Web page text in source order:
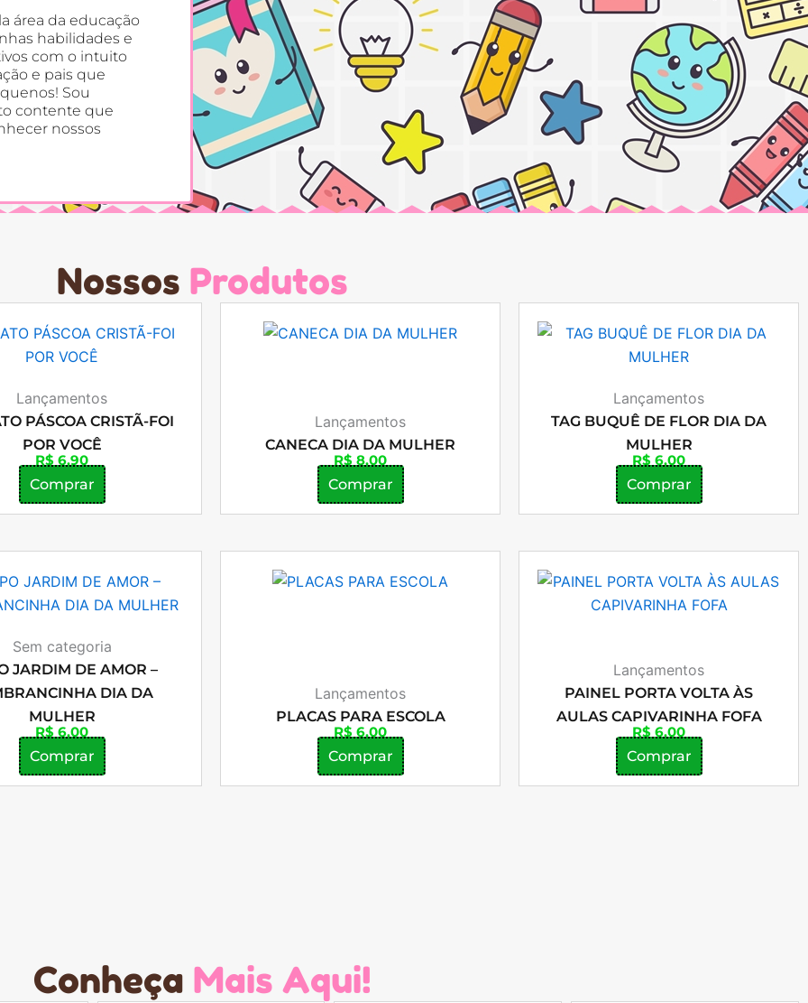
área da educação
habilidades e
com o intuito
e pais que
Sou
contente que
nossos
Nossos Produtos
Lançamentos
PÁSCOA CRISTÃ-FOI
POR VOCÊ
R$ 6,90
Comprar
Lançamentos
CANECA DIA DA MULHER
R$ 8,00
Comprar
Lançamentos
TAG BUQUÊ DE FLOR DIA DA
MULHER
R$ 6,00
Comprar
Sem categoria
JARDIM DE AMOR –
DIA DA
MULHER
R$ 6,00
Comprar
Lançamentos
PLACAS PARA ESCOLA
R$ 6,00
Comprar
Lançamentos
PAINEL PORTA VOLTA ÀS
AULAS CAPIVARINHA FOFA
R$ 6,00
Comprar
Conheça Mais Aqui!